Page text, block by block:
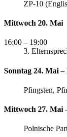
ZP-10
Mittwoch 20. Mai
16:00 – 19:00
3.
Sonntag 24. Mai
Pfingsten,
Mittwoch 27. Mai
Polnische